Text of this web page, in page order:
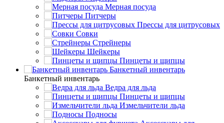
Мерная посуда
Питчеры
Прессы для цитрусовых
Совки
Стрейнеры
Шейкеры
Пинцеты и щипцы
Банкетный инвентарь
Банкетный инвентарь
Ведра для льда
Пинцеты и щипцы
Измельчители льда
Подносы